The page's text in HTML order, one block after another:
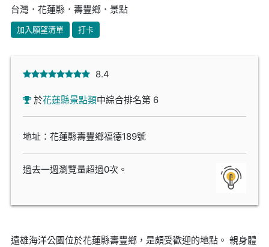
台灣．花蓮縣．壽豐鄉．景點
加入願望清單 打卡
8.4
於花蓮縣景點類中綜合排名第 6
地址：花蓮縣壽豐鄉福德189號
過去一週瀏覽量超過0次。
遠雄海洋公園位於花蓮縣壽豐鄉，是頗受歡迎的地點。 親身體